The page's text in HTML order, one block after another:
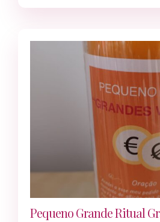
Pequeno Grande Ritual